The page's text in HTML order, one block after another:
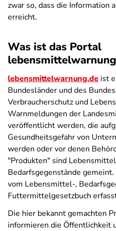
zwar so, dass die Information
erreicht.
Was ist das Portal
lebensmittelwarnung.de ist
Bundesländer und des
Verbraucherschutz und
Warnmeldungen der
veröffentlicht werden, die
Gesundheitsgefahr von
werden oder vor denen
"Produkten" sind
Bedarfsgegenstände
vom Lebensmittel-,
Futtermittelgesetzbuch
Die hier bekannt gemachten
informieren die Öffentlichkeit